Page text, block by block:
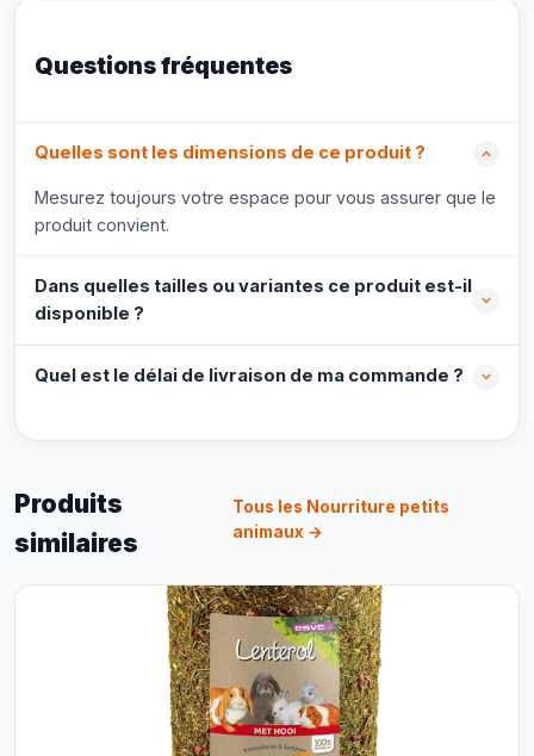
Questions fréquentes
Quelles sont les dimensions de ce produit ?
Mesurez toujours votre espace pour vous assurer que le
produit convient.
Dans quelles tailles ou variantes ce produit est-il
disponible ?
Quel est le délai de livraison de ma commande ?
Produits
similaires
Tous les Nourriture petits
animaux →